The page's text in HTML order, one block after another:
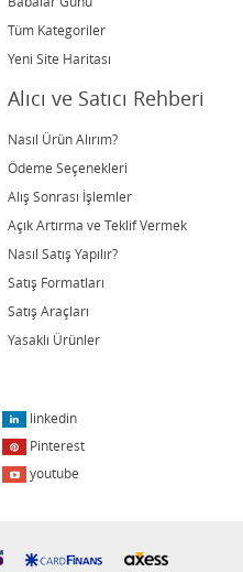
Tüm Kategoriler
Yeni Site Haritası
Alıcı ve Satıcı Rehberi
Nasıl Ürün Alırım?
Ödeme Seçenekleri
Alış Sonrası İşlemler
Açık Artırma ve Teklif Vermek
Nasıl Satış Yapılır?
Satış Formatları
Satış Araçları
Yasaklı Ürünler
linkedin
Pinterest
youtube